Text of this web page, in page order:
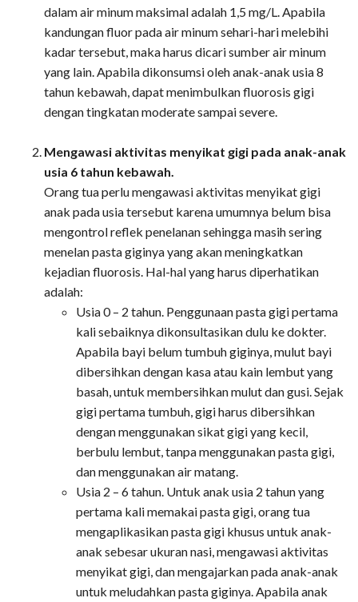
dalam air minum maksimal adalah 1,5 mg/L. Apabila
kandungan fluor pada air minum sehari-hari melebihi
kadar tersebut, maka harus dicari sumber air minum
yang lain. Apabila dikonsumsi oleh anak-anak usia 8
tahun kebawah, dapat menimbulkan fluorosis gigi
dengan tingkatan moderate sampai severe.
Mengawasi aktivitas menyikat gigi pada anak-anak
usia 6 tahun kebawah.
Orang tua perlu mengawasi aktivitas menyikat gigi
anak pada usia tersebut karena umumnya belum bisa
mengontrol reflek penelanan sehingga masih sering
menelan pasta giginya yang akan meningkatkan
kejadian fluorosis. Hal-hal yang harus diperhatikan
adalah:
Usia 0 – 2 tahun. Penggunaan pasta gigi pertama
kali sebaiknya dikonsultasikan dulu ke dokter.
Apabila bayi belum tumbuh giginya, mulut bayi
dibersihkan dengan kasa atau kain lembut yang
basah, untuk membersihkan mulut dan gusi. Sejak
gigi pertama tumbuh, gigi harus dibersihkan
dengan menggunakan sikat gigi yang kecil,
berbulu lembut, tanpa menggunakan pasta gigi,
dan menggunakan air matang.
Usia 2 – 6 tahun. Untuk anak usia 2 tahun yang
pertama kali memakai pasta gigi, orang tua
mengaplikasikan pasta gigi khusus untuk anak-
anak sebesar ukuran nasi, mengawasi aktivitas
menyikat gigi, dan mengajarkan pada anak-anak
untuk meludahkan pasta giginya. Apabila anak